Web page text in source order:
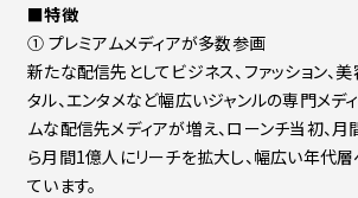
■特徴
① プレミアムメディアが多数参画
新たな配信先としてビジネス、ファッション、美
タル、エンタメなど幅広いジャンルの専門メデ
ムな配信先メディアが増え、ローンチ当初、
ら月間1億人にリーチを拡大し、幅広い年代
ています。